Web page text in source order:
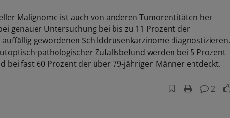
Malignome ist auch von anderen Tumorentitäten her
genauer Untersuchung bei bis zu 11 Prozent der
gewordenen Schilddrüsenkarzinome diagnostizieren.
pathologischer Zufallsbefund werden bei 5 Prozent
bei fast 60 Prozent der über 79-jährigen Männer entdeckt.
2